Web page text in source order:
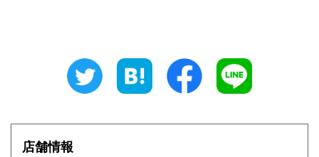
185円 三重県
大阪府
店舗情報